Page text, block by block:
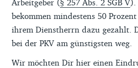
Arbeitgeber (§ 257 Abs. 2 SGB V).
bekommen mindestens 50
ihrem Dienstherrn dazu gezahlt.
bei der PKV am günstigsten weg.
Wir möchten Dir hier einen